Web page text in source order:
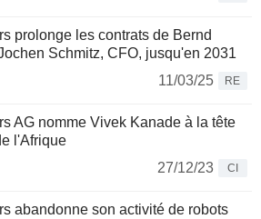
prolonge les contrats de Bernd
Schmitz, CFO, jusqu'en 2031
11/03/25
RE
AG nomme Vivek Kanade à la tête
l'Afrique
27/12/23
CI
abandonne son activité de robots